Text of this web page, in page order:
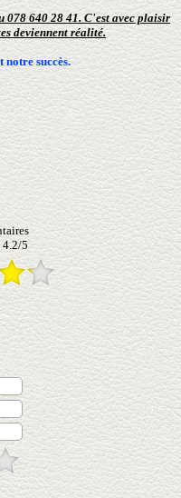
078 640 28 41. C'est avec plaisir
deviennent réalité.
notre succès.
4.2/5